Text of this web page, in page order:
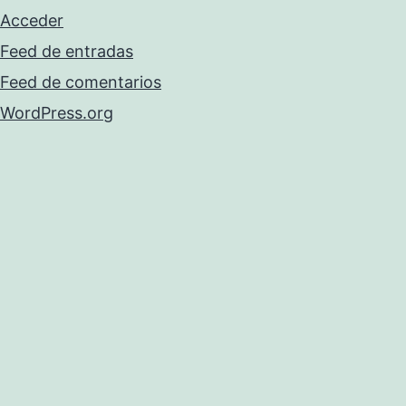
Acceder
Feed de entradas
Feed de comentarios
WordPress.org